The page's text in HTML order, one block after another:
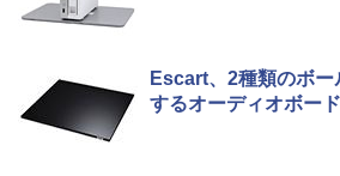
Escart、2種類のボー
するオーディオボード